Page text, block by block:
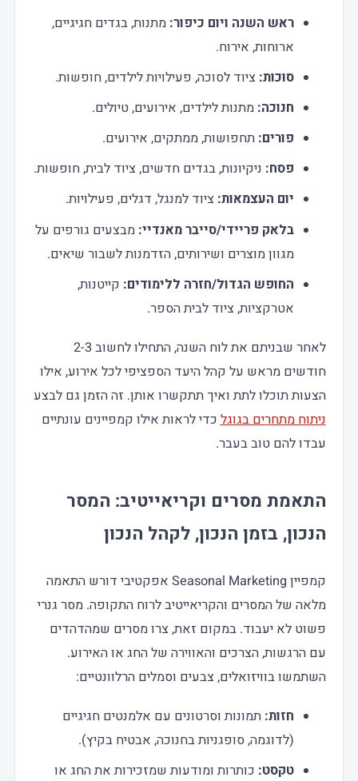
ראש השנה ויום כיפור: מתנות, בגדים חגיגיים,
ארוחות, אירוח.
סוכות: ציוד לסוכה, פעילויות לילדים, חופשות.
חנוכה: מתנות לילדים, אירועים, טיולים.
פורים: תחפושות, ממתקים, אירועים.
פסח: ניקיונות, בגדים חדשים, ציוד לבית, חופשות.
יום העצמאות: ציוד למנגל, דגלים, פעילויות.
בלאק פריידי/סייבר מאנדיי: מבצעים גורפים על
מגוון מוצרים ושירותים, הזדמנות לשבור שיאים.
החופש הגדול/חזרה ללימודים: קייטנות,
אטרקציות, ציוד לבית הספר.
לאחר שבניתם את לוח השנה, התחילו לחשוב 2-3
חודשים מראש על קהל היעד הספציפי לכל אירוע, אילו
הצעות תוכלו לתת ואיך תתקשרו אותן. זה הזמן גם לבצע
ניתוח מתחרים בגוגל כדי לראות אילו קמפיינים עונתיים
עבדו להם טוב בעבר.
התאמת מסרים וקריאייטיב: המסר
הנכון, בזמן הנכון, לקהל הנכון
קמפיין Seasonal Marketing אפקטיבי דורש התאמה
מלאה של המסרים והקריאייטיב לרוח התקופה. מסר גנרי
פשוט לא יעבוד. במקום זאת, צרו מסרים שמהדהדים
עם הרגשות, הצרכים והאווירה של החג או האירוע.
השתמשו בוויזואלים, צבעים וסמלים הרלוונטיים:
חזות: תמונות וסרטונים עם אלמנטים חגיגיים
(לדוגמה, סופגניות בחנוכה, אבטיח בקיץ).
טקסט: כותרות ומודעות שמזכירות את החג או